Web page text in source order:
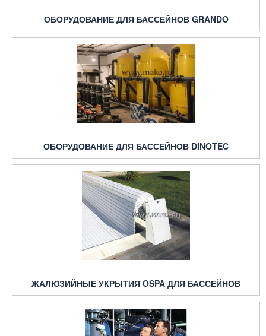
ОБОРУДОВАНИЕ ДЛЯ БАССЕЙНОВ GRANDO
ОБОРУДОВАНИЕ ДЛЯ БАССЕЙНОВ DINOTEC
ЖАЛЮЗИЙНЫЕ УКРЫТИЯ OSPA ДЛЯ БАССЕЙНОВ